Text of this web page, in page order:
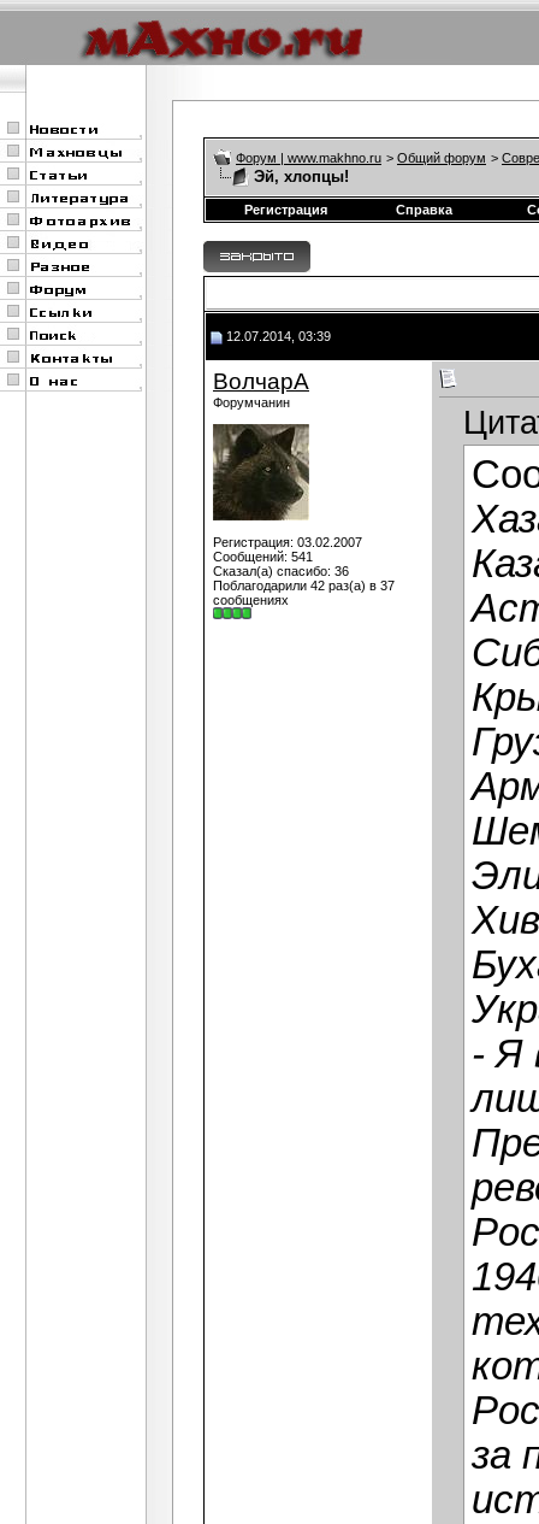
Форум | www.makhno.ru > Общий форум >
Эй, хлопцы!
Регистрация Справка
12.07.2014, 03:39
ВолчарА
Форумчанин
Регистрация: 03.02.2007
Сообщений: 541
Сказал(а) спасибо: 36
Поблагодарили 42 раз(а) в 37
сообщениях
- Я
за